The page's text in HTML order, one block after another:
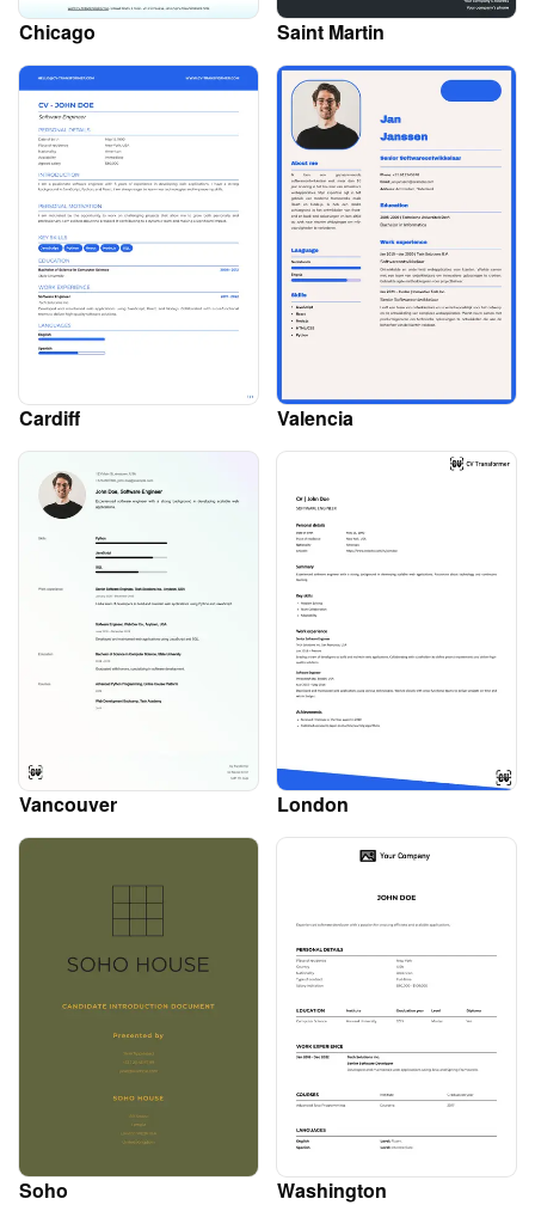
Chicago Saint Martin
Cardiff Valencia
Vancouver London
Soho Washington